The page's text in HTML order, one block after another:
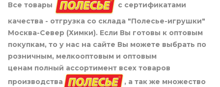
Все товары
с сертификатами
качества - отгрузка со склада "Полесье-игрушки"
Москва-Север (Химки). Если Вы готовы к оптовым
покупкам, то у нас на сайте Вы можете выбрать по
розничным, мелкооптовым и оптовым
ценам полный ассортимент всех товаров
производства
, а так же множество